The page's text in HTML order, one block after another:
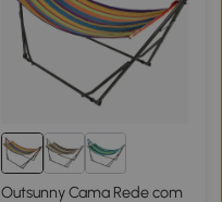
Outsunny Cama Rede com